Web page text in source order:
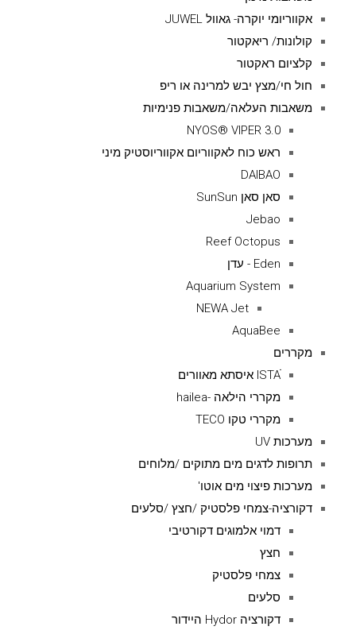
אקווריומי יוקרה- גאוול JUWEL
קולונות/ ריאקטור
קלציום ראקטור
חול חי/מצץ יבש למרינה או ריפ
משאבות העלאה/משאבות פנימיות
NYOS® VIPER 3.0
ראש כוח לאקווריום אקווריוסטיק מיני
DAIBAO
סאן סאן SunSun
Jebao
Reef Octopus
Eden - עדן
Aquarium System
NEWA Jet
AquaBee
מקררים
ISTAׁׂ איסתא מאוורים
מקררי הילאה -hailea
מקררי טקו TECO
מערכות UV
תרופות לדגים מים מתוקים /מלוחים
מערכות פיצוי מים אוטו'
דקורציה-צמחי פלסטיק /חצץ /סלעים
דמוי אלמוגים דקורטיבי
חצץ
צמחי פלסטיק
סלעים
דקורציה Hydor היידור